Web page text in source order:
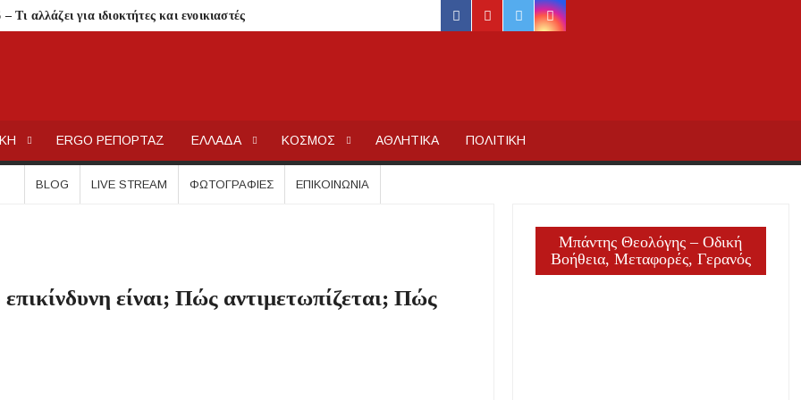
αλλάζει για ιδιοκτήτες και ενοικιαστές
και πρόστιμα μετά τους ελέγχους
Δικαίωση της διεκδίκησης του Δήμου Πολυγύρου
Μακεδονίας
facebook
youtubetwitterinstagram
ERGO ΡΕΠΟΡΤΑΖ ΕΛΛΑΔΑ ΚΟΣΜΟΣ ΑΘΛΗΤΙΚΑ ΠΟΛΙΤΙΚΗ
BLOG LIVE STREAM ΦΩΤΟΓΡΑΦΊΕΣ ΕΠΙΚΟΙΝΩΝΊΑ
είναι; Πώς αντιμετωπίζεται; Πώς
Μπάντης Θεολόγης – Οδική
Βοήθεια, Μεταφορές, Γερανός